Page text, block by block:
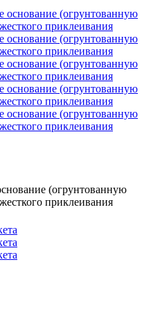
(огрунтованную
приклеивания